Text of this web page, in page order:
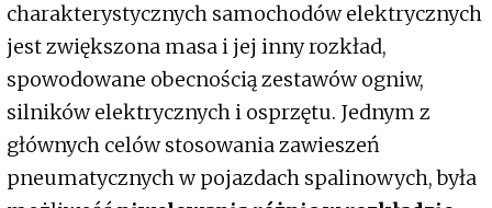
charakterystycznych samochodów elektrycznych
jest zwiększona masa i jej inny rozkład,
spowodowane obecnością zestawów ogniw,
silników elektrycznych i osprzętu. Jednym z
głównych celów stosowania zawieszeń
pneumatycznych w pojazdach spalinowych, była